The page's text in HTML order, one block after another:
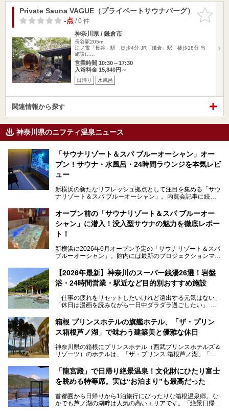
お気に入
りに追加
Private Sauna VAGUE（プライベートサウナバーグ）
-点/ 0 件
神奈川県 / 鎌倉市
長谷駅205m
江ノ電「長谷」駅 徒歩4分 JR「鎌倉」駅 徒歩18分 当
施設に…
営業時間 10:30～17:30
入浴料金 15,840円～
日帰り 水風呂
関連情報から探す
神奈川県のニフティ温泉ニュース
「サウナリゾート＆スパ ブルーオーシャン」オー
プン！サウナ・水風呂・24時間ラウンジを本気レビ
ュー
新横浜の新たなリフレッシュ拠点として注目を集める「サウ
ナリゾート＆スパ ブルーオーシャン」。内覧会記事に続
す。サウナや水風呂の気持ちよさはもちろん、リラックスス
ペースの過ごしやすさまで徹底チェック。新横浜エリアで日
常の疲れをリセットしたい人、ライブやスポーツ観戦遠征組
は必見です。
オープン前の「サウナリゾート＆スパ ブルーオー
シャン」に潜入！没入型サウナの魅力を徹底レポー
ト！
新横浜に2026年6月オープン予定の「サウナリゾート＆スパ
ブルーオーシャン」。館内には最新のプロジェクションマッ
的な“没入感（イマーシブ）”を体験できます。
今回は、そんな大注目の施設に一足先にお邪魔し、その全貌
を見学させていただきました！
サウナ室の中に咲き誇る桜、魚たちが泳ぐ水風呂、そしてバ
リのビーチを思わせる休憩スペース…。驚きの連続だった館
内の様子をレポートします！
【2026年最新】神奈川のスーパー銭湯26選！岩盤
浴・24時間営業・駅近など目的別おすすめ施設
「仕事の疲れをリセットしたいけれど遠出する元気はない」
「休日は漫画を読みながら一日中ダラダラ過ごしたい」
たい」
そんな「癒やされたい」という願いを叶えてくれるのが、神
神奈川県には、サウナや岩盤浴、一日中遊べるエンタメ施設
など、“非日常”を味わえるスーパー銭湯が数多く揃っていま
う」という人も多いはず。
そこで今回は、神奈川県内の人気施設26選を「安さ」「岩
業」「駅近」など、目的別に厳選して紹介します。
今の気分にぴったりの施設を見つけて、最高のリフレッシュ
箱根 プリンスホテルの旗艦ホテル、「ザ・プリン
ス箱根芦ノ湖」で味わう建築美と優雅な休日
神奈川県の箱根にプリンスホテル（西武プリンスホテルズ＆
リゾーツ）のホテルは、「ザ・プリンス 箱根芦ノ湖」「芦
「箱根仙石原プリンスホテル」と4軒あり、今回ご紹介する
「ザ・プリンス 箱根芦ノ湖」は、その中でもフラッグシッ
プ（旗艦）に位置づけられる特別なホテルです。
昭和の日本を代表する建築家の一人、村野藤吾が芦ノ湖の畔
に建てた桃源郷のようなホテルがここ。自家源泉の温泉や、
「龍宮殿」で日帰り絶景温泉！文化財にひたり富士
を眺める特等席。実は“お泊まり”も最高だった
首都圏から日帰りから1泊旅行にぴったりな箱根温泉郷。な
かでも芦ノ湖の湖畔は人気の高いエリアです。「絶景日帰り